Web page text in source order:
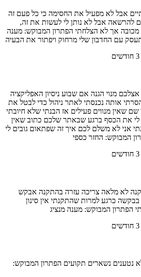
אבל לא מפעיל את החסימה כי כל פעם זה
להרשאה אבל לא נותן לי לעשות את זה,
מכובה אך לא הצלחתי הפתרון המבוקש: מענה
עם החדבון שלי מרחוק ויפתור את הבעיה
מנוי הגנה אם שבוע ניסיון האפליקציה
אותה נכנסתי לאתר ניהול כדי לבטל את
שם שאין מנווים פעילים אז הבנתי שלא חיובתי
לי את הכסף ברגע שבאתר שלכם כתוב שאין
אני לא משלם לכם איך זה שפתאום גובים לי
המבוקש: החזר כספי
לא מלאה צריכה עזרה בהתקנה אבקש
כרגע למרות שהתקנתי אין סינון
הפתרון המבוקש: מענה מנציג
נטענים נשארים תקועים הפתרון המבוקש: